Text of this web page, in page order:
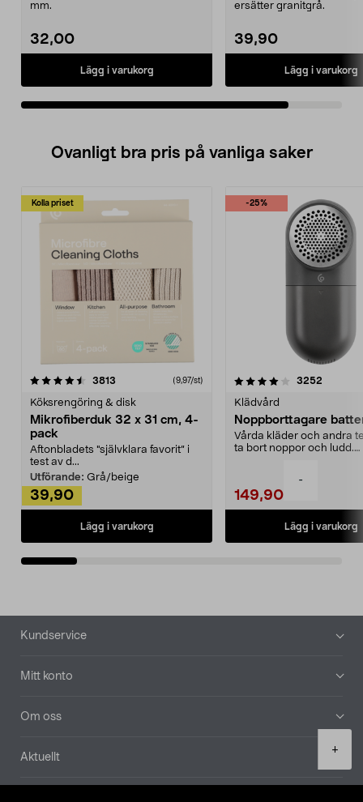
-
+
mm.
32,00
Lägg i varukorg
ersätter granitgrå.
39,90
Lägg i varukorg
Ovanligt bra pris på vanliga saker
Kolla priset
3813 (9,97/st)
Köksrengöring & disk
Mikrofiberduk 32 x 31 cm, 4-
pack
Aftonbladets "självklara favorit” i
test av d...
Utförande: Grå/beige
39,90
Lägg i varukorg
-25%
4.0av 5 stjärnor 3252
Klädvård
Noppborttagare
Vårda kläder och andra
ta bort noppor och ludd.
149,90
Lägg i varukorg
4.5av 5 stjärnor
Sidfot
Kundservice
Mitt konto
Om oss
Aktuellt